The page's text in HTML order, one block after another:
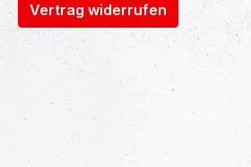
Vertrag widerrufen